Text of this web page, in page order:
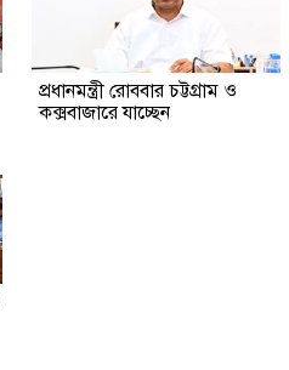
প্রধানমন্ত্রী রোববার চট্টগ্রাম ও
কক্সবাজারে যাচ্ছেন